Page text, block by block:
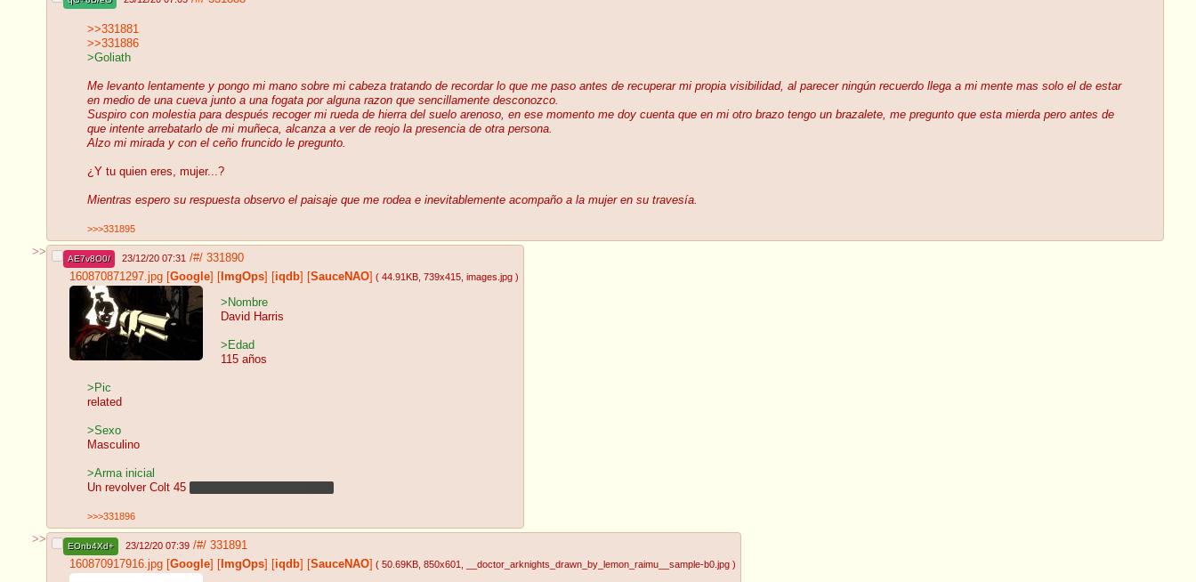
>>331881
>>331886
>Goliath
Me levanto lentamente y pongo mi mano sobre mi cabeza tratando de recordar lo que me paso antes de recuperar mi propia visibilidad, al parecer ningún recuerdo llega a mi mente mas solo el de estar
en medio de una cueva junto a una fogata por alguna razon que sencillamente desconozco.
Suspiro con molestia para después recoger mi rueda de hierra del suelo arenoso, en ese momento me doy cuenta que en mi otro brazo tengo un brazalete, me pregunto que esta mierda pero antes de
que intente arrebatarlo de mi muñeca, alcanza a ver de reojo la presencia de otra persona.
Alzo mi mirada y con el ceño fruncido le pregunto.
¿Y tu quien eres, mujer...?
Mientras espero su respuesta observo el paisaje que me rodea e inevitablemente acompaño a la mujer en su travesía.
>>>331895
>>
AE7v8O0/ 23/12/20 07:31 /#/ 331890
160870871297.jpg Google ImgOps iqdb SauceNAO ( 44.91KB , 739x415 , images.jpg )
>Nombre
David Harris
>Edad
115 años
>Pic
related
>Sexo
Masculino
>Arma inicial
Un revolver Colt 45 ¿Aparezco con o sin balas?
>>>331896
>>
EOnb4Xd+ 23/12/20 07:39 /#/ 331891
160870917916.jpg Google ImgOps iqdb SauceNAO ( 50.69KB , 850x601 , __doctor_arknights_drawn_by_lemon_raimu__sample-b0.jpg )